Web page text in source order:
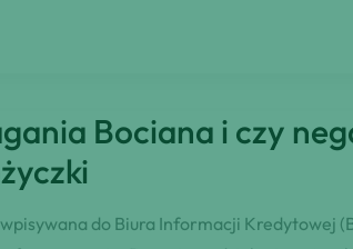
Bociana i czy
do Biura Informacji Kredytowej